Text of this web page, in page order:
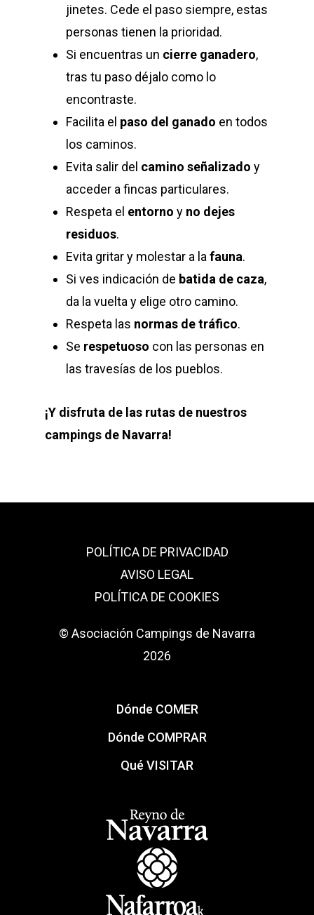
jinetes. Cede el paso siempre, estas
personas tienen la prioridad.
Si encuentras un cierre ganadero,
tras tu paso déjalo como lo
encontraste.
Facilita el paso del ganado en todos
los caminos.
Evita salir del camino señalizado y
acceder a fincas particulares.
Respeta el entorno y no dejes
residuos.
Evita gritar y molestar a la fauna.
Si ves indicación de batida de caza,
da la vuelta y elige otro camino.
Respeta las normas de tráfico.
Se respetuoso con las personas en
las travesías de los pueblos.
¡Y disfruta de las rutas de nuestros
campings de Navarra!
POLÍTICA DE PRIVACIDAD
AVISO LEGAL
POLÍTICA DE COOKIES
© Asociación Campings de Navarra
2026
Dónde COMER
Dónde COMPRAR
Qué VISITAR